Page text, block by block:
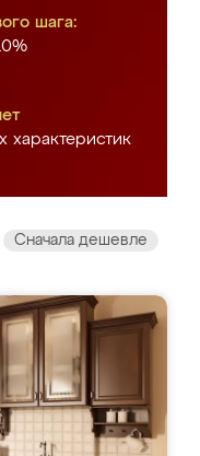
шага:
характеристик
Сначала дешевле